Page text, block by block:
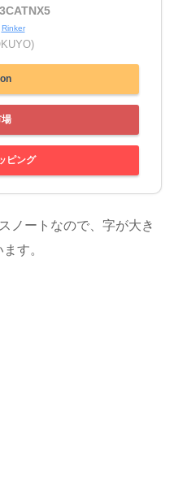
Rinker
ピング
ノートなので、字が大き
す。